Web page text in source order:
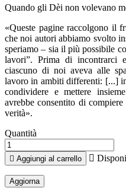
Quando gli Dèi non volevano
«Queste pagine raccolgono il
che noi autori abbiamo svolto
speriamo – sia il più possibile
lavori”. Prima di incontrarci
ciascuno di noi aveva alle
lavoro in ambiti differenti: [...]
condividere e mettere
avrebbe consentito di
verità».
Quantità
 Aggiungi al carrello 